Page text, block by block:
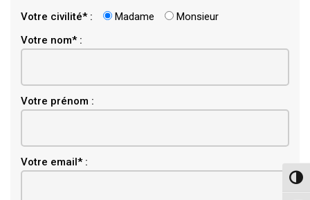
Votre civilité* : Madame
Monsieur
Votre nom* :
Votre prénom :
Votre email* :